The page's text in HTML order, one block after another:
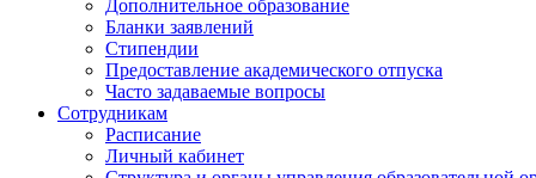
Дополнительное образование
Бланки заявлений
Стипендии
Предоставление академического отпуска
Часто задаваемые вопросы
Сотрудникам
Расписание
Личный кабинет